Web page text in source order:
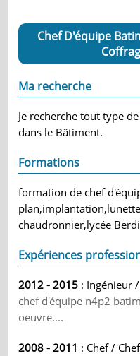
Chef D'équipe
Ma recherche
Je recherche tout type
dans le Bâtiment.
Formations
formation de chef
chaudronnier,lycée
Expériences
2012 - 2015 : Ingénieur
chef d'équipe n4p2
oeuvre....
2008 - 2011 : Chef /